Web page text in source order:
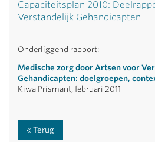
Capaciteitsplan 2010:
Verstandelijk Gehandicapten
Onderliggend rapport:
Medische zorg door Artsen voor
Gehandicapten: doelgroepen,
Kiwa Prismant, februari 2011
Terug